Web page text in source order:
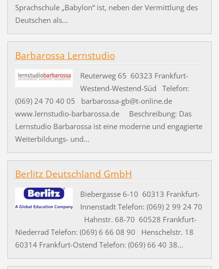
Sprachschule „Babylon“ ist, neben der Vermittlung des
Deutschen als...
Barbarossa Lernstudio
Reuterweg 65 60323 Frankfurt-
Westend-Westend-Süd Telefon:
(069) 24 70 40 05 barbarossa-gb@t-online.de
www.lernstudio-barbarossa.de Beschreibung: Das
Lernstudio Barbarossa ist eine moderne und engagierte
Weiterbildungs- und...
Berlitz Deutschland GmbH
Biebergasse 6-10 60313 Frankfurt-
Innenstadt Telefon: (069) 2 99 24 70
Hahnstr. 68-70 60528 Frankfurt-
Niederrad Telefon: (069) 6 66 08 90 Henschelstr. 18
60314 Frankfurt-Ostend Telefon: (069) 66 40 38...